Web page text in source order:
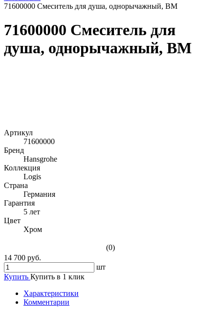
71600000 Смеситель для душа, однорычажный, ВМ
71600000 Смеситель для
душа, однорычажный, ВМ
Артикул
71600000
Бренд
Hansgrohe
Коллекция
Logis
Страна
Германия
Гарантия
5 лет
Цвет
Хром
(0)
14 700 руб.
шт
Купить Купить в 1 клик
Характеристики
Комментарии